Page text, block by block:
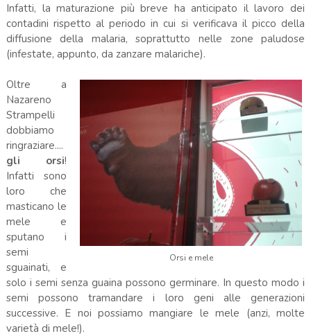
Infatti, la maturazione più breve ha anticipato il lavoro dei
contadini rispetto al periodo in cui si verificava il picco della
diffusione della malaria, soprattutto nelle zone paludose
(infestate, appunto, da zanzare malariche).
Orsi e mele
Oltre a
Nazareno
Strampelli
dobbiamo
ringraziare....
gli orsi!
Infatti sono
loro che
masticano le
mele e
sputano i
semi
sguainati, e
solo i semi senza guaina possono germinare. In questo modo i
semi possono tramandare i loro geni alle generazioni
successive. E noi possiamo mangiare le mele (anzi, molte
varietà di mele!).